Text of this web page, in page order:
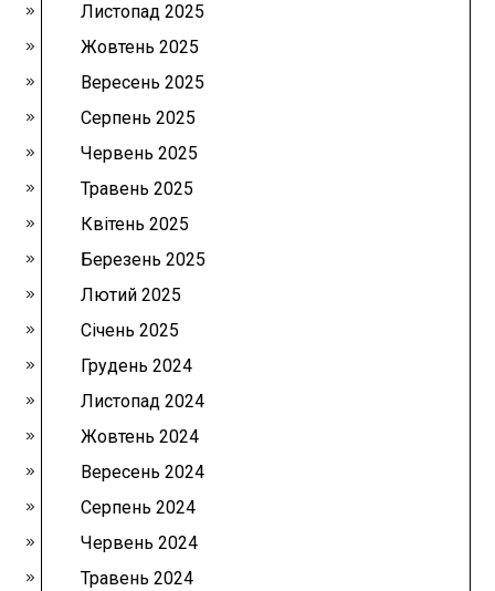
Листопад 2025
Жовтень 2025
Вересень 2025
Серпень 2025
Червень 2025
Травень 2025
Квітень 2025
Березень 2025
Лютий 2025
Січень 2025
Грудень 2024
Листопад 2024
Жовтень 2024
Вересень 2024
Серпень 2024
Червень 2024
Травень 2024